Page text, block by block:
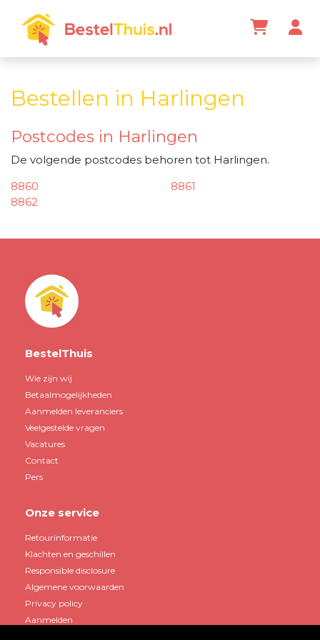
Bestellen in Harlingen
Postcodes in Harlingen
De volgende postcodes behoren tot Harlingen.
8860
8861
8862
BestelThuis
Wie zijn wij
Betaalmogelijkheden
Aanmelden leveranciers
Veelgestelde vragen
Vacatures
Contact
Pers
Onze service
Retourinformatie
Klachten en geschillen
Responsible disclosure
Algemene voorwaarden
Privacy policy
Aanmelden